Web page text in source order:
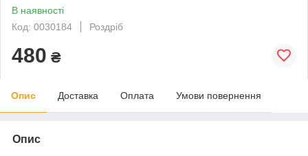
В наявності
Код: 0030184
Роздріб
480 ₴
Опис Доставка Оплата Умови повернення
Опис